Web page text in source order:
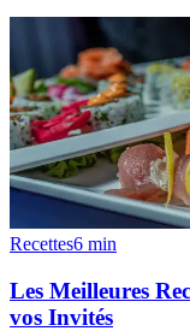
Recettes6 min
Les Meilleures
vos Invités